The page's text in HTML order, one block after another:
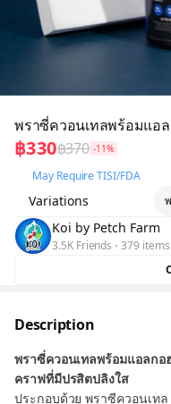
พราซี่ควอนเทลพร้อมแอ
฿330฿370 -11%
May Require TISI/FDA
Variations
Koi by Petch Farm
3.5K Friends 379
Description
พราซี่ควอนเทลพร้อมแอลกอ
คราฟที่มีปรสิตปลิงใส
ประกอบด้วย พราซีควอนเท